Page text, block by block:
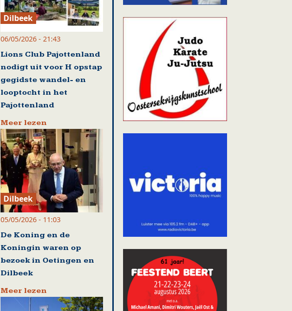
Dilbeek
06/05/2026 - 21:43
Lions Club Pajottenland
nodigt uit voor H opstap
gegidste wandel- en
looptocht in het
Pajottenland
Meer lezen
Dilbeek
05/05/2026 - 11:03
De Koning en de
Koningin waren op
bezoek in Oetingen en
Dilbeek
Meer lezen